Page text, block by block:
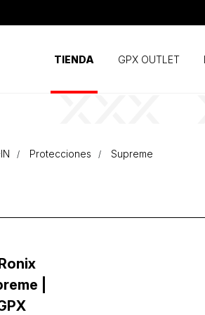
TIENDA GPX OUTLET
Protecciones Supreme